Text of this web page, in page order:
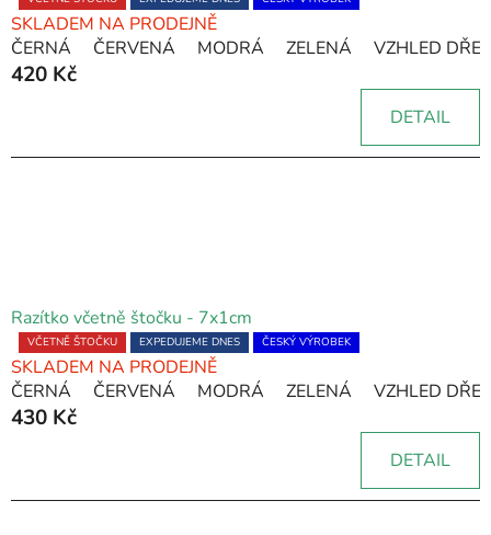
hodnocení
produktu
je
SKLADEM NA PRODEJNĚ
ČERNÁ
ČERVENÁ MODRÁ ZELENÁ VZHLED
420 Kč
DETAIL
Razítko včetně štočku - 7x1cm
Průměrné
hodnocení
produktu
je
VČETNĚ ŠTOČKU EXPEDUJEME DNES ČESKÝ VÝROBEK
SKLADEM NA PRODEJNĚ
ČERNÁ
ČERVENÁ MODRÁ ZELENÁ VZHLED
430 Kč
DETAIL